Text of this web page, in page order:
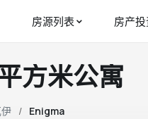
房源列表 房产
方米公寓
Enigma